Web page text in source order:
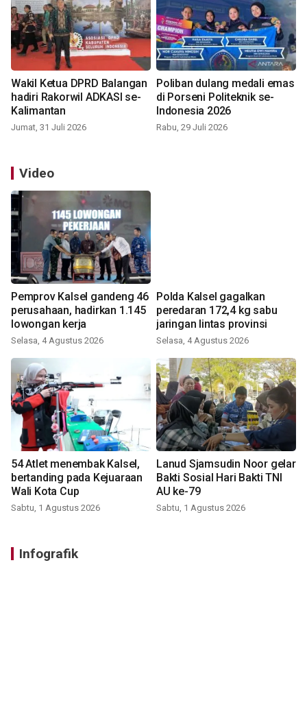
Wakil Ketua DPRD Balangan
hadiri Rakorwil ADKASI se-
Kalimantan
Jumat, 31 Juli 2026
Poliban dulang medali emas
di Porseni Politeknik se-
Indonesia 2026
Rabu, 29 Juli 2026
Video
Pemprov Kalsel gandeng 46
perusahaan, hadirkan 1.145
lowongan kerja
Selasa, 4 Agustus 2026
Polda Kalsel gagalkan
peredaran 172,4 kg sabu
jaringan lintas provinsi
Selasa, 4 Agustus 2026
54 Atlet menembak Kalsel,
bertanding pada Kejuaraan
Wali Kota Cup
Sabtu, 1 Agustus 2026
Lanud Sjamsudin Noor gelar
Bakti Sosial Hari Bakti TNI
AU ke-79
Sabtu, 1 Agustus 2026
Infografik